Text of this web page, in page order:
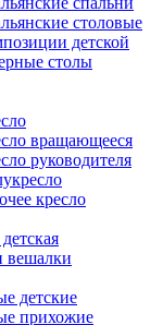
столовые
детской
столы
вращающееся
руководителя
кресло
вешалки
детские
прихожие